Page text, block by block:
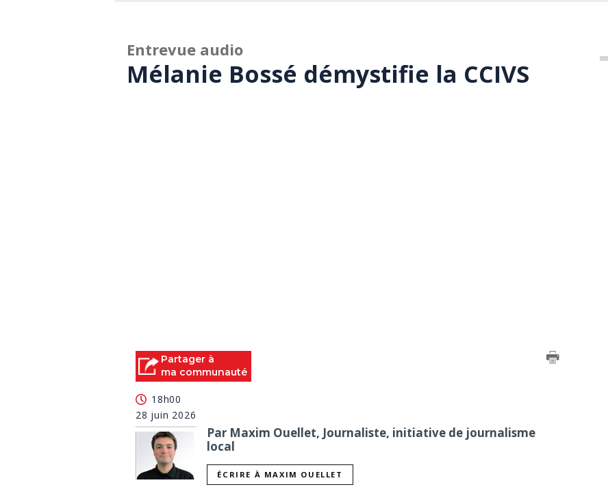
Entrevue audio
Mélanie Bossé démystifie la CCIVS
Partager à
ma communauté
18h00
28 juin 2026
Par Maxim Ouellet, Journaliste, initiative de journalisme
local
ÉCRIRE À MAXIM OUELLET